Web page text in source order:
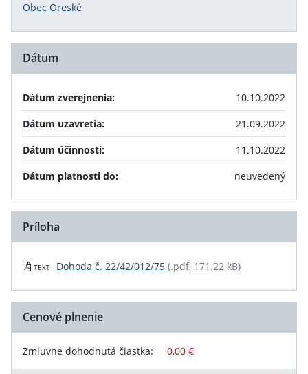
Obec Oreské
Dátum
Dátum zverejnenia:
10.10.2022
Dátum uzavretia:
21.09.2022
Dátum účinnosti:
11.10.2022
Dátum platnosti do:
neuvedený
Príloha
TEXT Dohoda č. 22/42/012/75 (.pdf, 171.22 kB)
Cenové plnenie
Zmluvne dohodnutá čiastka: 0,00 €